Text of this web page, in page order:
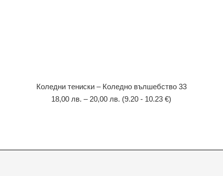
Коледни тениски – Коледно вълшебство 33
18,00 лв. – 20,00 лв. (9.20 - 10.23 €)